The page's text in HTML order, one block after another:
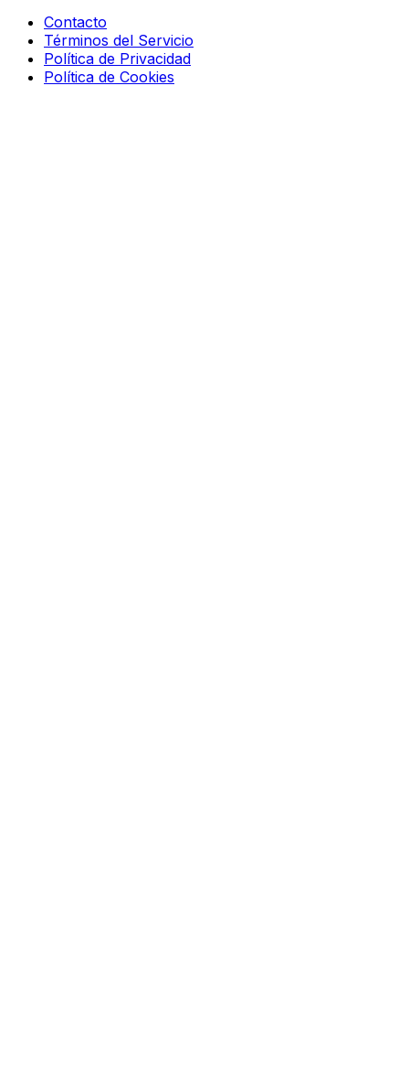
Contacto
Términos del Servicio
Política de Privacidad
Política de Cookies